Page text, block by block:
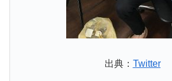
出典： Twitter